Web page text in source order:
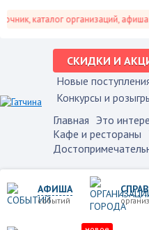
каталог организаций, афиша
СКИДКИ И
Новые
Конкурсы и
Главная Это
Кафе и рестораны
АФИША
событий